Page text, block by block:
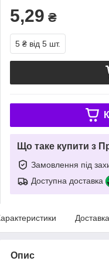
5,29 ₴
5 ₴ від 5 шт.
Що таке купити з
Замовлення під
Доступна доставка
Доставка
Опис